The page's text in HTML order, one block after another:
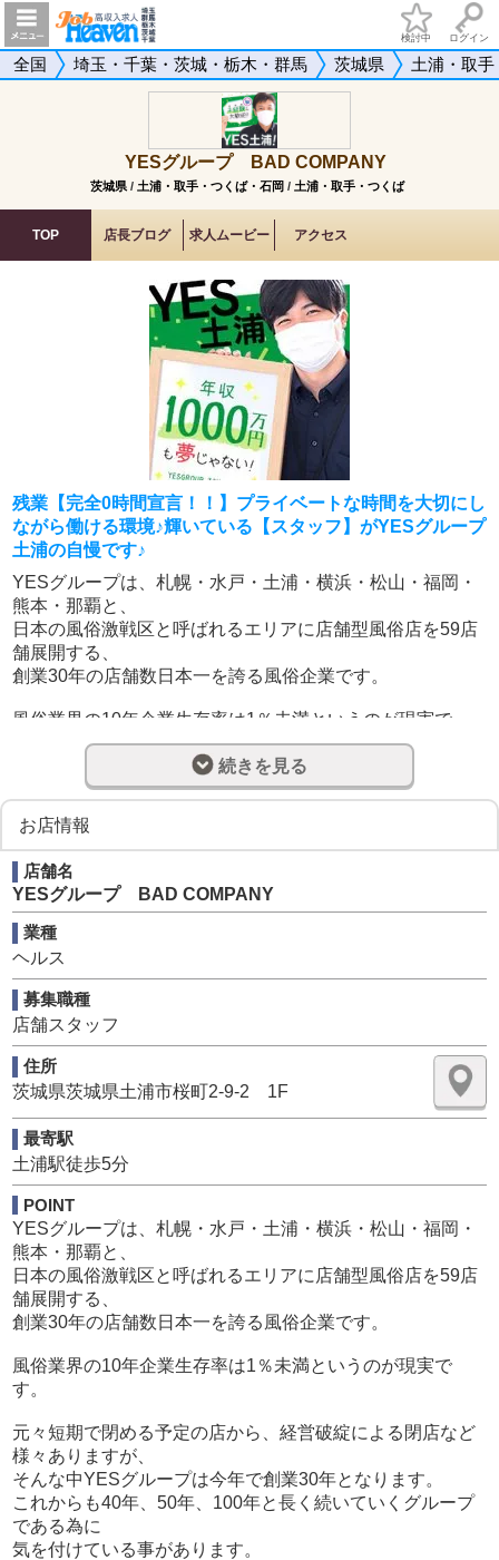
検討中 ログイン
全国 埼玉・千葉・茨城・栃木・群馬 茨城県 土浦・取
YESグループ BAD COMPANY
茨城県/ 土浦・取手・つくば・石岡 / 土浦・取手・つくば
TOP 店長ブログ 求人ムービー アクセス
残業【完全0時間宣言！！】プライベートな時間を大切にし
ながら働ける環境♪輝いている【スタッフ】がYESグループ
土浦の自慢です♪
YESグループは、札幌・水戸・土浦・横浜・松山・福岡・
熊本・那覇と、
日本の風俗激戦区と呼ばれるエリアに店舗型風俗店を59店
舗展開する、
創業30年の店舗数日本一を誇る風俗企業です。
風俗業界の10年企業生存率は1％未満というのが現実で
元々短期で閉める予定の店から、経営破綻による閉店など
そんな中YESグループは今年で創業30年となります。
これからも40年、50年、100年と長く続いていくグループ
である為に
気を付けている事があります。
それは『嘘をつかない事』
お客様に対して、従業員に対して、キャストの方々に対し
て全てです。
正当なビジネスとして商売をする。
それが『YESグループ』の考え方です。
まだまだ発展途上の業界と言われる
この『風俗業界』の業界としての伸びしろはまだまだあり
ます。
業種としても、この世の中から『風俗』というサービスが
なくなる事はないでしょう。
風俗業界の市場規模は年間約６兆円です。
そう。
『風俗』という業種はこの世の中にとって必要な業種なの
です。
しかも風俗という業界は、逆境や不況に強い業種である事
が
今回のコロナ不況でも証明できました。
私たちYESグループスタッフ一同、正当に商売をし、
世の中に必要とされるグループであれるよう、従業員一同
精進して参ります。
続きを見る
お店情報
店舗名
YESグループ BAD COMPANY
業種
ヘルス
募集職種
店舗スタッフ
住所
茨城県茨城県土浦市桜町2-9-2 1F
最寄駅
土浦駅徒歩5分
POINT
YESグループは、札幌・水戸・土浦・横浜・松山・福岡・
熊本・那覇と、
日本の風俗激戦区と呼ばれるエリアに店舗型風俗店を59店
舗展開する、
創業30年の店舗数日本一を誇る風俗企業です。
風俗業界の10年企業生存率は1％未満というのが現実で
す。
元々短期で閉める予定の店から、経営破綻による閉店など
様々ありますが、
そんな中YESグループは今年で創業30年となります。
これからも40年、50年、100年と長く続いていくグループ
である為に
気を付けている事があります。